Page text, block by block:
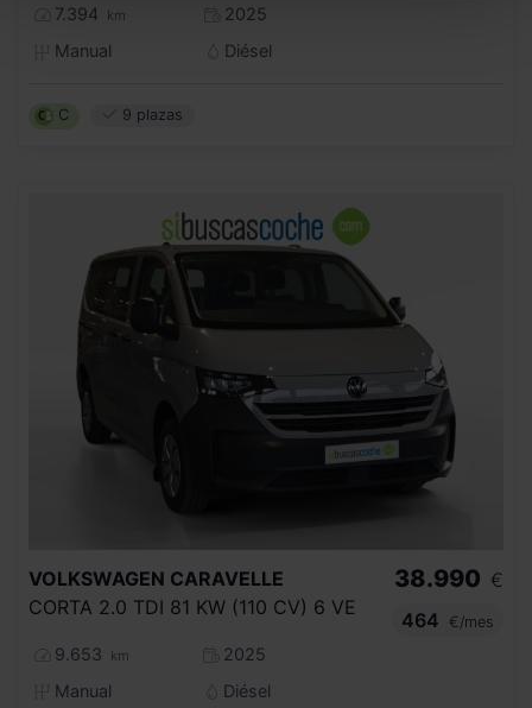
7.394 km
2025
Manual
Diésel
C 9 plazas
VOLKSWAGEN CARAVELLE
CORTA 2.0 TDI 81 KW (110 CV) 6 VE
9.653 km
2025
Manual
Diésel
38.990 €
464
€/mes